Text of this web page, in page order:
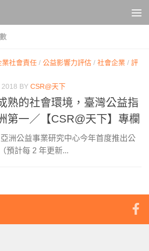
業社會責任 / 公益影響力評估 / 社會企業 / 評
BY CSR@天下
熟的社會環境，臺灣公益指
第一／【CSR@天下】專欄
洲公益事業研究中心今年首度推出公
預計每 2 年更新...